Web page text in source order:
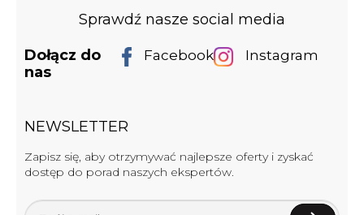
Sprawdź nasze social media
Dołącz do
nas
Facebook Instagram
NEWSLETTER
Zapisz się, aby otrzymywać najlepsze oferty i zyskać
dostęp do porad naszych ekspertów.